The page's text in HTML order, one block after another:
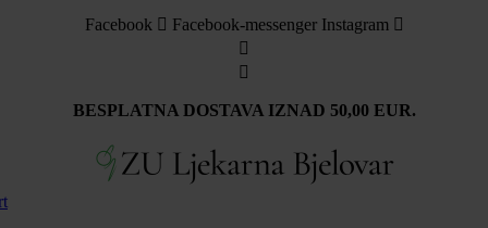
Facebook Facebook-messenger Instagram
BESPLATNA DOSTAVA IZNAD 50,00 EUR.